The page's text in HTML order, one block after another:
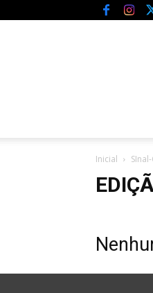
Inicial